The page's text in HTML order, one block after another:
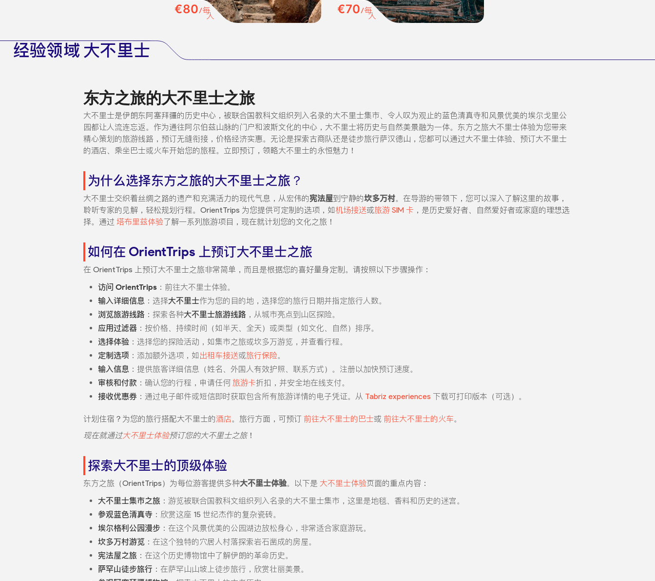
€80/每
人 €70/每
人
经验领域 大不里士
东方之旅的大不里士之旅
大不里士是伊朗东阿塞拜疆的历史中心，被联合国教科文组织列入名录的大不里士集市、令人叹为观止的蓝色清真寺和风景优美的埃尔戈里公
园都让人流连忘返。作为通往阿尔伯兹山脉的门户和波斯文化的中心，大不里士将历史与自然美景融为一体。东方之旅大不里士体验为您带来
精心策划的旅游线路，预订无缝衔接，价格经济实惠。无论是探索古商队还是徒步旅行萨汉德山，您都可以通过大不里士体验、预订大不里士
的酒店、乘坐巴士或火车开始您的旅程。立即预订，领略大不里士的永恒魅力！
为什么选择东方之旅的大不里士之旅？
大不里士交织着丝绸之路的遗产和充满活力的现代气息，从宏伟的宪法屋到宁静的坎多万村。在导游的带领下，您可以深入了解这里的故事，
聆听专家的见解，轻松规划行程。OrientTrips 为您提供可定制的选项，如机场接送或旅游 SIM 卡 ，是历史爱好者、自然爱好者或家庭的理想选
择。通过 塔布里兹体验了解一系列旅游项目，现在就计划您的文化之旅！
如何在 OrientTrips 上预订大不里士之旅
在 OrientTrips 上预订大不里士之旅非常简单，而且是根据您的喜好量身定制。请按照以下步骤操作：
访问 OrientTrips ：前往大不里士体验。
输入详细信息 ：选择大不里士作为您的目的地，选择您的旅行日期并指定旅行人数。
浏览旅游线路 ：探索各种大不里士旅游线路 ，从城市亮点到山区探险。
应用过滤器 ：按价格、持续时间（如半天、全天）或类型（如文化、自然）排序。
选择体验 ：选择您的探险活动，如集市之旅或坎多万游览，并查看行程。
定制选项 ：添加额外选项，如 出租车接送或旅行保险。
输入信息 ：提供旅客详细信息（姓名、外国人有效护照、联系方式）。注册以加快预订速度。
审核和付款 ：确认您的行程，申请任何 旅游卡折扣，并安全地在线支付。
接收优惠券 ：通过电子邮件或短信即时获取包含所有旅游详情的电子凭证。从 Tabriz experiences 下载可打印版本（可选）。
计划住宿？为您的旅行搭配大不里士的酒店。旅行方面，可预订 前往大不里士的巴士或 前往大不里士的火车。
现在就通过大不里士体验预订您的大不里士之旅！
探索大不里士的顶级体验
东方之旅（OrientTrips）为每位游客提供多种大不里士体验。以下是 大不里士体验页面的重点内容：
大不里士集市之旅 ：游览被联合国教科文组织列入名录的大不里士集市，这里是地毯、香料和历史的迷宫。
参观蓝色清真寺 ：欣赏这座 15 世纪杰作的复杂瓷砖。
埃尔格利公园漫步 ：在这个风景优美的公园湖边放松身心，非常适合家庭游玩。
坎多万村游览 ：在这个独特的穴居人村落探索岩石凿成的房屋。
宪法屋之旅 ：在这个历史博物馆中了解伊朗的革命历史。
萨罕山徒步旅行 ：在萨罕山山坡上徒步旅行，欣赏壮丽美景。